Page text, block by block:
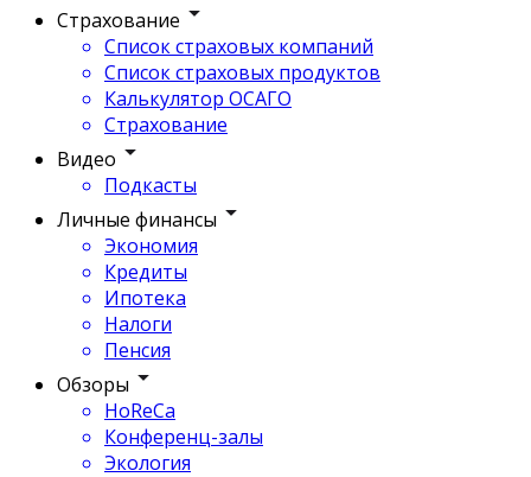
Страхование
Список страховых компаний
Список страховых продуктов
Калькулятор ОСАГО
Страхование
Видео
Подкасты
Личные финансы
Экономия
Кредиты
Ипотека
Налоги
Пенсия
Обзоры
HoReCa
Конференц-залы
Экология